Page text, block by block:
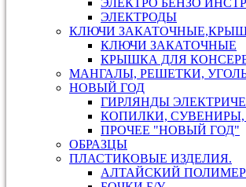
ЭЛЕКТРО БЕНЗО
ЭЛЕКТРОДЫ
КЛЮЧИ
КЛЮЧИ ЗАКАТОЧНЫЕ
КРЫШКА ДЛЯ
МАНГАЛЫ, РЕШЕТКИ,
НОВЫЙ ГОД
ГИРЛЯНДЫ
КОПИЛКИ,
ПРОЧЕЕ "НОВЫЙ ГОД"
ОБРАЗЦЫ
ПЛАСТИКОВЫЕ ИЗДЕЛИЯ.
АЛТАЙСКИЙ ПОЛИМЕР